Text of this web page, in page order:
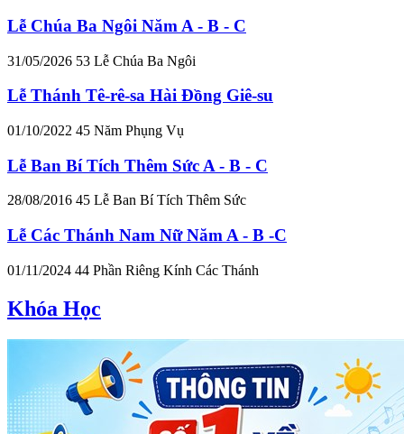
Lễ Chúa Ba Ngôi Năm A - B - C
31/05/2026 53 Lễ Chúa Ba Ngôi
Lễ Thánh Tê-rê-sa Hài Đồng Giê-su
01/10/2022 45 Năm Phụng Vụ
Lễ Ban Bí Tích Thêm Sức A - B - C
28/08/2016 45 Lễ Ban Bí Tích Thêm Sức
Lễ Các Thánh Nam Nữ Năm A - B -C
01/11/2024 44 Phần Riêng Kính Các Thánh
Khóa Học